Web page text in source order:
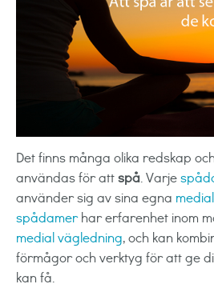
Det finns många olika redskap
användas för attspå. Varje
använder sig av sina egna
spådamerhar erfarenhet inom
medial vägledning, och kan
förmågor och verktyg för att ge
kan få.